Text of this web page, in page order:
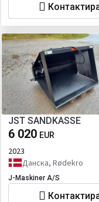
JST SANDKASSE
6 020 EUR
2023
Данска, Rødekro
J-Maskiner A/S